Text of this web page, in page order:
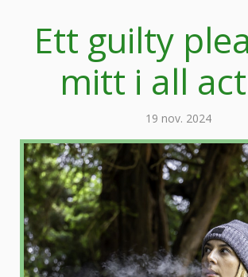
Ett guilty
mitt i all
19 nov. 2024